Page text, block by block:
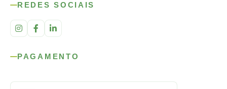
REDES SOCIAIS
PAGAMENTO